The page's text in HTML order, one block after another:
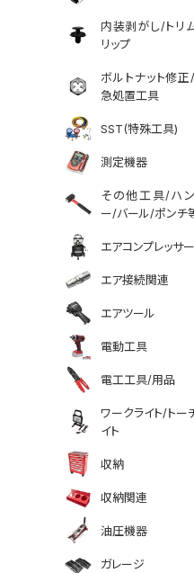
内装剥がし/トリ
リップ
ボルトナット修
急処置工具
SST(特殊工具)
測定機器
その他工具/ハ
ー/バール/ポンチ
エアコンプレッサー
エア接続関連
エアツール
電動工具
電工工具/用品
ワークライト/トー
イト
収納
収納関連
油圧機器
ガレージ